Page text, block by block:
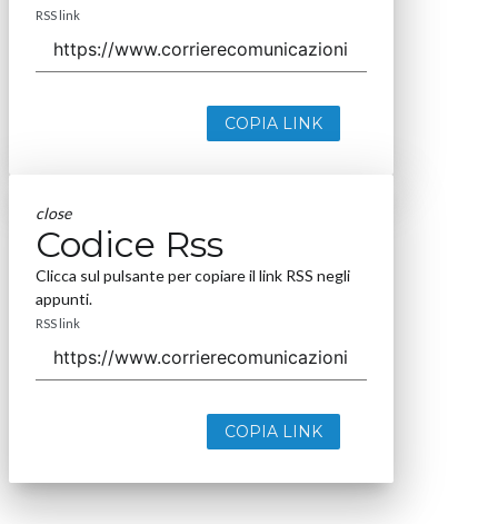
RSS link
COPIA LINK
close
Codice Rss
Clicca sul pulsante per copiare il link RSS negli
appunti.
RSS link
COPIA LINK